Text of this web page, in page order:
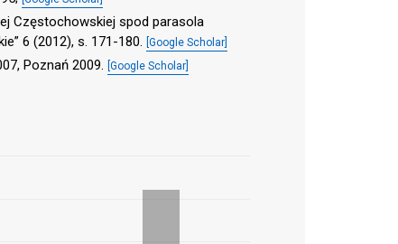
Częstochowskiej spod parasola
6 (2012), s. 171-180. [Google Scholar]
Poznań 2009. [Google Scholar]